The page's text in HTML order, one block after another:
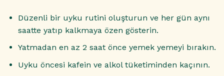
Düzenli bir uyku rutini oluşturun ve her gün aynı
saatte yatıp kalkmaya özen gösterin.
Yatmadan en az 2 saat önce yemek yemeyi bırakın.
Uyku öncesi kafein ve alkol tüketiminden kaçının.